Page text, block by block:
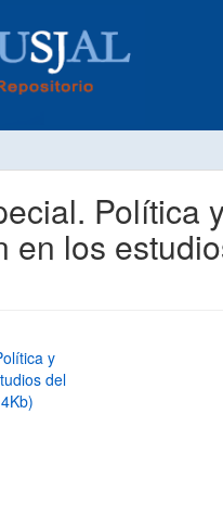
Política
en los
y
del